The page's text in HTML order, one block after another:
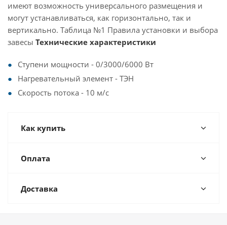
имеют возможность универсального размещения и
могут устанавливаться, как горизонтально, так и
вертикально. Таблица №1 Правила установки и выбора
завесы Технические характеристики
Ступени мощности - 0/3000/6000 Вт
Нагревательный элемент - ТЭН
Скорость потока - 10 м/с
Как купить
Оплата
Доставка